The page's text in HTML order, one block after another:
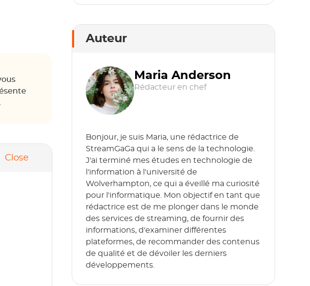
Close
Auteur
Maria Anderson
Rédacteur en chef
Bonjour, je suis Maria, une rédactrice de
StreamGaGa qui a le sens de la technologie.
J'ai terminé mes études en technologie de
l'information à l'université de
Wolverhampton, ce qui a éveillé ma curiosité
pour l'informatique. Mon objectif en tant que
rédactrice est de me plonger dans le monde
des services de streaming, de fournir des
informations, d'examiner différentes
plateformes, de recommander des contenus
de qualité et de dévoiler les derniers
développements.